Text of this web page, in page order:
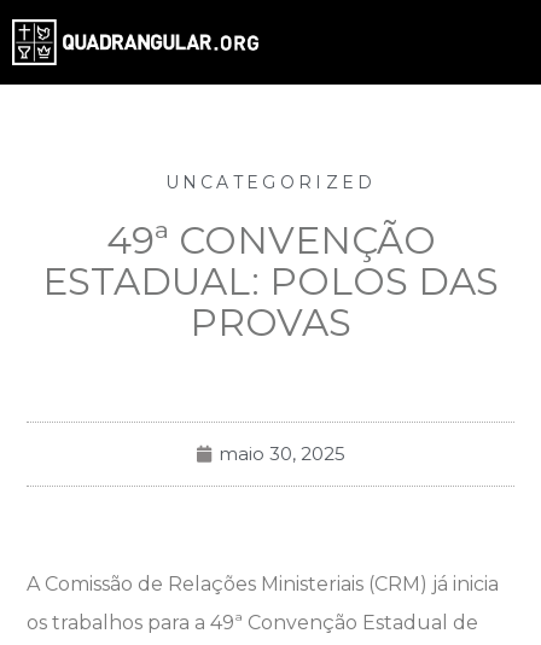
UNCATEGORIZED
49ª CONVENÇÃO
ESTADUAL: POLOS DAS
PROVAS
maio 30, 2025
A Comissão de Relações Ministeriais (CRM) já inicia
os trabalhos para a 49ª Convenção Estadual de